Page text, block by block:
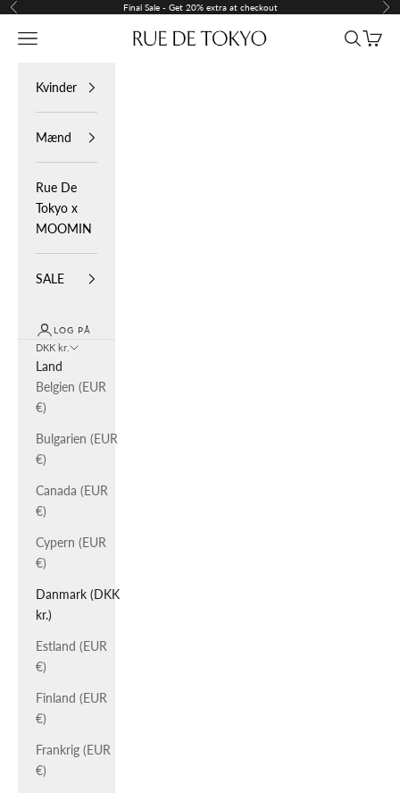
Spring til indhold
Forrige Final Sale - Get 20% extra at checkout
Rue De Tokyo
Menu Søg
Kvinder
Mænd
Rue De
Tokyo x
MOOMIN
SALE
LOG PÅ
DKK kr.
Land
Belgien (EUR
€)
Bulgarien (EUR
€)
Canada (EUR
€)
Cypern (EUR
€)
Danmark (DKK
kr.)
Estland (EUR
€)
Finland (EUR
€)
Frankrig (EUR
€)